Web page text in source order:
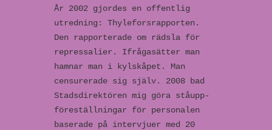
År 2002 gjordes en offentlig
utredning: Thyleforsrapporten.
Den rapporterade om rädsla för
repressalier. Ifrågasätter man
hamnar man i kylskåpet. Man
censurerade sig själv. 2008 bad
Stadsdirektören mig göra ståupp-
föreställningar för personalen
baserade på intervjuer med 20